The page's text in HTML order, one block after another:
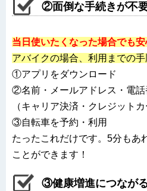
②面倒な手続きが不
当日使いたくなった場合でも安
アバイクの場合、利用までの
①アプリをダウンロード
②名前・メールアドレス・電
（キャリア決済・クレジット
③自転車を予約・利用
たったこれだけです。5分もあ
ことができます！
③健康増進につなが